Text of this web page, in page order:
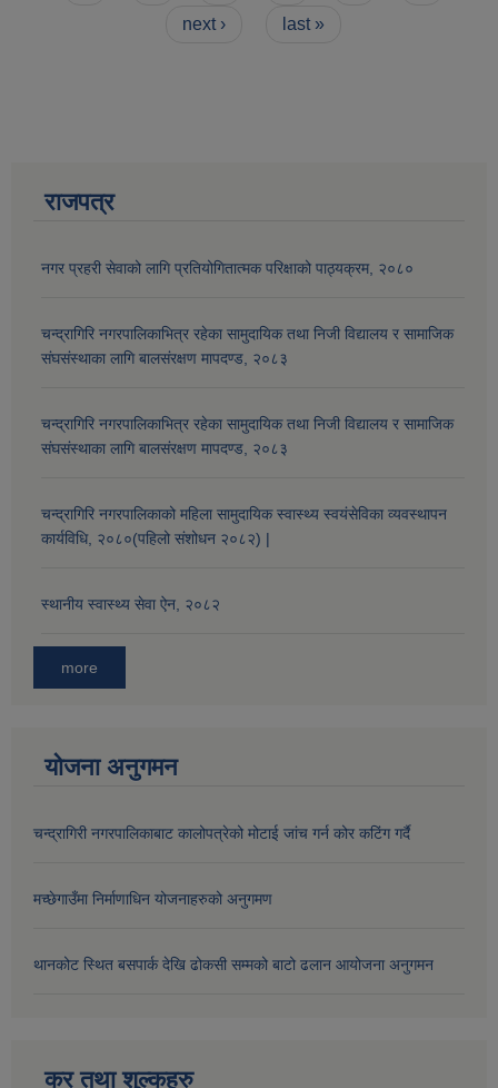
next ›
last »
राजपत्र
नगर प्रहरी सेवाको लागि प्रतियोगितात्मक परिक्षाको पाठ्यक्रम, २०८०
चन्द्रागिरि नगरपालिकाभित्र रहेका सामुदायिक तथा निजी विद्यालय र सामाजिक
संघसंस्थाका लागि बालसंरक्षण मापदण्ड, २०८३
चन्द्रागिरि नगरपालिकाभित्र रहेका सामुदायिक तथा निजी विद्यालय र सामाजिक
संघसंस्थाका लागि बालसंरक्षण मापदण्ड, २०८३
चन्द्रागिरि नगरपालिकाको महिला सामुदायिक स्वास्थ्य स्वयंसेविका व्यवस्थापन
कार्यविधि, २०८०(पहिलो संशोधन २०८२) |
स्थानीय स्वास्थ्य सेवा ऐन, २०८२
more
योजना अनुगमन
चन्द्रागिरी नगरपालिकाबाट कालोपत्रेको मोटाई जांच गर्न कोर कटिंग गर्दै
मच्छेगाउँमा निर्माणाधिन योजनाहरुको अनुगमण
थानकोट स्थित बसपार्क देखि ढोकसी सम्मको बाटो ढलान आयोजना अनुगमन
कर तथा शुल्कहरु